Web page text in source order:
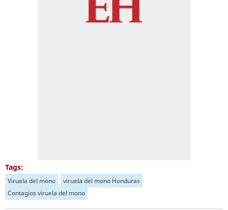
Tags:
Viruela del mono
viruela del mono Honduras
Contagios viruela del mono